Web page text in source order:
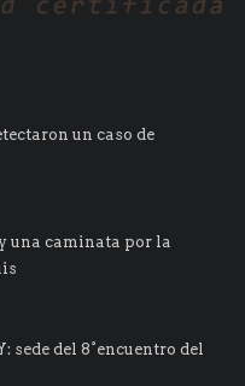
un caso de
una caminata por la
sede del 8°encuentro del